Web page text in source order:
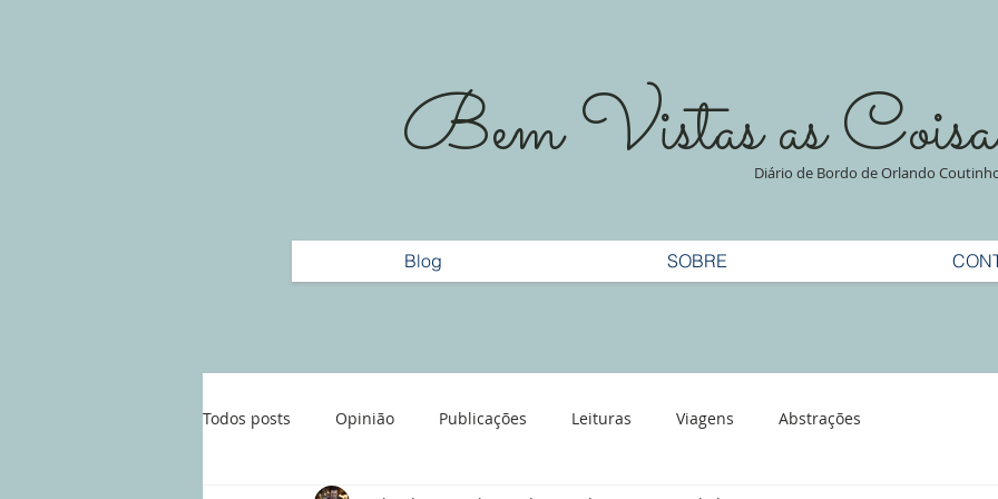
Bem Vistas asDiário de Bordo de Orlando
Blog SOBRE
Todos posts Opinião Publicações Leituras Viagens Abstrações